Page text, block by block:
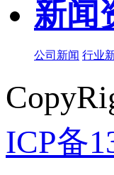
新闻
公司新闻 行业
ICP备